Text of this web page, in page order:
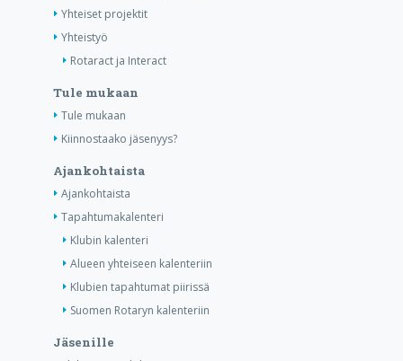
Yhteiset projektit
Yhteistyö
Rotaract ja Interact
Tule mukaan
Tule mukaan
Kiinnostaako jäsenyys?
Ajankohtaista
Ajankohtaista
Tapahtumakalenteri
Klubin kalenteri
Alueen yhteiseen kalenteriin
Klubien tapahtumat piirissä
Suomen Rotaryn kalenteriin
Jäsenille